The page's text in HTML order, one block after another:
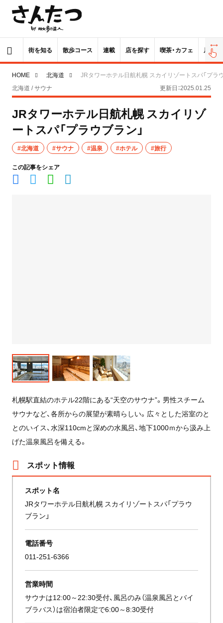
街を知る 散歩コース 連載 店を探す 喫茶・カフェ 居酒屋
HOME 北海道
JRタワーホテル日航札幌 スカイリゾートスパ「プラ
北海道 / サウナ
更新日：2025.01.25
JRタワーホテル日航札幌 スカイリゾ
ートスパ「プラウブラン」
#北海道 #サウナ #温泉 #ホテル #旅行
この記事をシェア
札幌駅直結のホテル22階にある“天空のサウナ”。男性スチーム
サウナなど、各所からの展望が素晴らしい。広々とした浴室のと
とのいイス、水深110cmと深めの水風呂、地下1000ｍから汲み上
げた温泉風呂を備える。
スポット情報
スポット名
JRタワーホテル日航札幌 スカイリゾートスパ「プラウ
ブラン」
電話番号
011-251-6366
営業時間
サウナは12:00～22:30受付、風呂のみ（温泉風呂とバイ
ブラバス）は宿泊者限定で6:00～8:30受付